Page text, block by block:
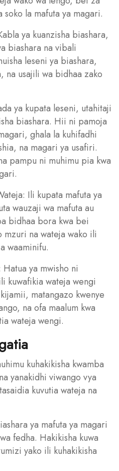
soko la mafuta ya magari.
ya kuanzisha biashara,
biashara na vibali
leseni ya biashara,
na usajili wa bidhaa zako
ya kupata leseni, utahitaji
biashara. Hii ni pamoja
ghala la kuhifadhi
na magari ya usafiri.
pampu ni muhimu pia kwa
Ili kupata mafuta ya
wauzaji wa mafuta au
bidhaa bora kwa bei
mzuri na wateja wako ili
waaminifu.
Hatua ya mwisho ni
kuwafikia wateja wengi
matangazo kwenye
na ofa maalum kwa
wateja wengi.
kuhakikisha kwamba
yanakidhi viwango vya
kuvutia wateja na
ya mafuta ya magari
fedha. Hakikisha kuwa
yako ili kuhakikisha